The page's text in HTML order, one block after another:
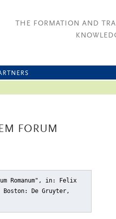
THE FORMATION AND
FORUM
Romanum" , in: Felix
De Gruyter,